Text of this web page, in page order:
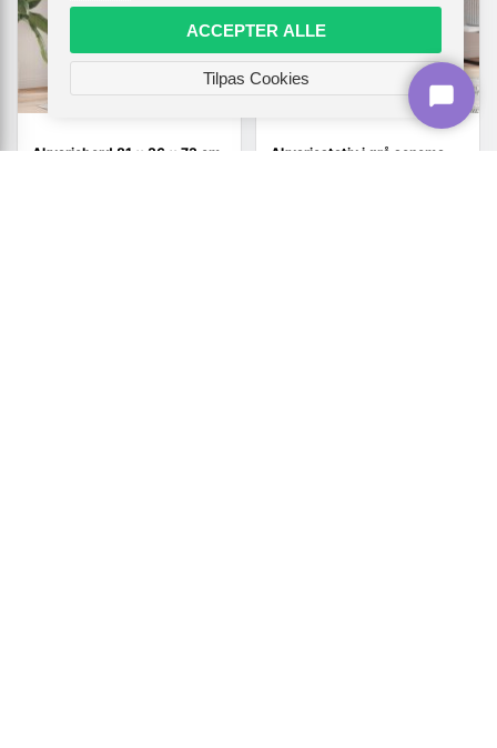
Akvariebord 81 × 36 × 73 cm
Akvariestativ i grå sonoma -
ACCEPTER ALLE
Tilpas Cookies